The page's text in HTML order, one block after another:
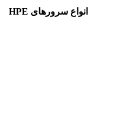
انواع سرورهای HPE